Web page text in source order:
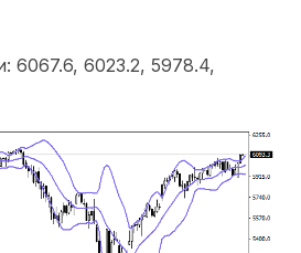
6067.6, 6023.2, 5978.4,